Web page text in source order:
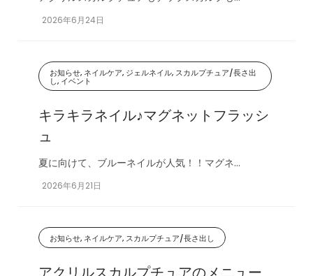
2026年6月24日
お知らせ, ネイルケア, ジェルネイル, スカルプチュア/長さ出
し, イベント
キラキラネイル♪マグネットフラッシ
ュ
夏に向けて、ブルーネイルが人気！！マグネ...
2026年6月21日
お知らせ, ネイルケア, スカルプチュア/長さ出し
アクリルスカルプチュアのメニュー